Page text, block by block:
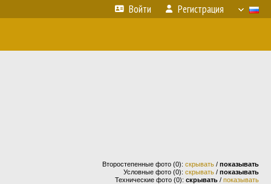
Войти Регистрация
Второстепенные фото (0): скрывать / показывать
Условные фото (0): скрывать / показывать
Технические фото (0): скрывать / показывать